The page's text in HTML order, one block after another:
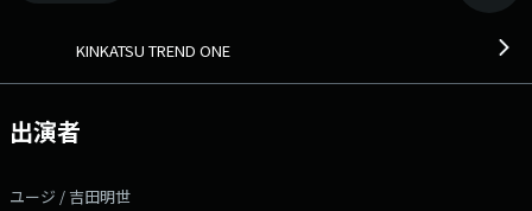
KINKATSU TREND ONE
出演者
ユージ / 吉田明世